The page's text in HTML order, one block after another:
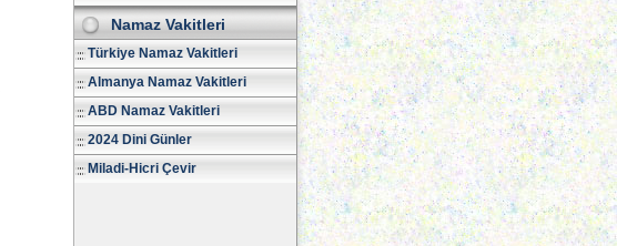
Namaz Vakitleri
Türkiye Namaz Vakitleri
Almanya Namaz Vakitleri
ABD Namaz Vakitleri
2024 Dini Günler
Miladi-Hicri Çevir